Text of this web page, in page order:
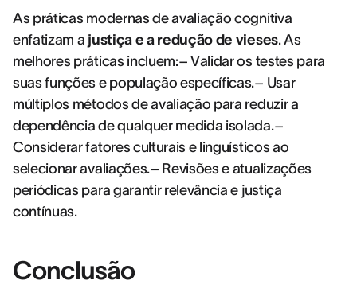
As práticas modernas de avaliação cognitiva
enfatizam a justiça e a redução de vieses. As
melhores práticas incluem:– Validar os testes para
suas funções e população específicas.– Usar
múltiplos métodos de avaliação para reduzir a
dependência de qualquer medida isolada.–
Considerar fatores culturais e linguísticos ao
selecionar avaliações.– Revisões e atualizações
periódicas para garantir relevância e justiça
contínuas.
Conclusão